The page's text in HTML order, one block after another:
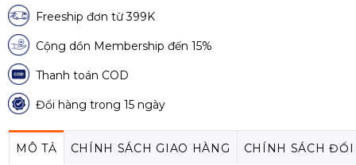
Freeship đơn từ 399K
Cộng dồn Membership đến 15%
Thanh toán COD
Đổi hàng trong 15 ngày
MÔ TẢ CHÍNH SÁCH GIAO HÀNG CHÍNH SÁCH